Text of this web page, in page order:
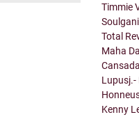
Timmie
Total
Maha
Lupusj.-
Kenny